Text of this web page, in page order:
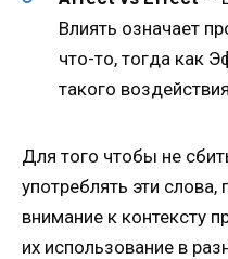
Влиять означает
что-то, тогда как
такого
Для того чтобы не
употреблять эти слова,
внимание к контексту
их использование в